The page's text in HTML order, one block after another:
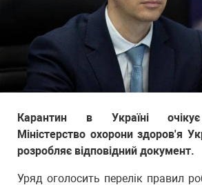
Карантин в Україні
Міністерство охорони здоров'я
розробляє відповідний документ.
Уряд оголосить перелік правил